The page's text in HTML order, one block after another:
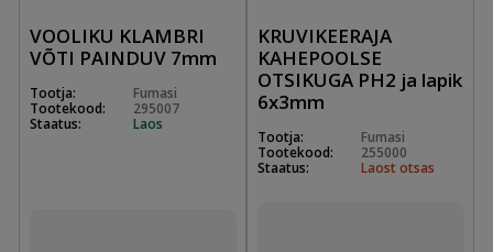
VOOLIKU KLAMBRI
VÕTI PAINDUV 7mm
Tootja:
Fumasi
Tootekood:
295007
Staatus:
Laos
KRUVIKEERAJA
KAHEPOOLSE
OTSIKUGA PH2 ja lapik
6x3mm
Tootja:
Fumasi
Tootekood:
255000
Staatus:
Laost otsas